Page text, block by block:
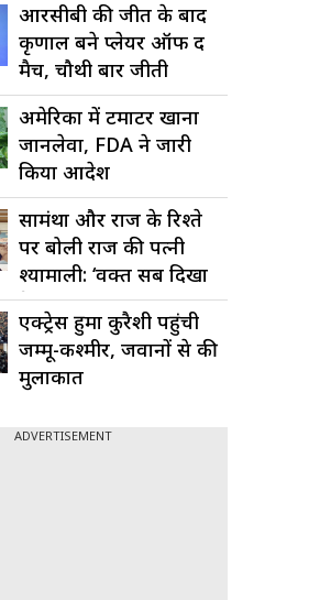
आरसीबी की जीत के बाद
कृणाल बने प्लेयर ऑफ द
मैच, चौथी बार जीती
आईपीएल...
अमेरिका में टमाटर खाना
जानलेवा, FDA ने जारी
किया आदेश
सामंथा और राज के रिश्ते
पर बोली राज की पत्नी
श्यामाली: ‘वक्त सब दिखा
देता...
एक्ट्रेस हुमा कुरैशी पहुंची
जम्मू-कश्मीर, जवानों से की
मुलाकात
ADVERTISEMENT